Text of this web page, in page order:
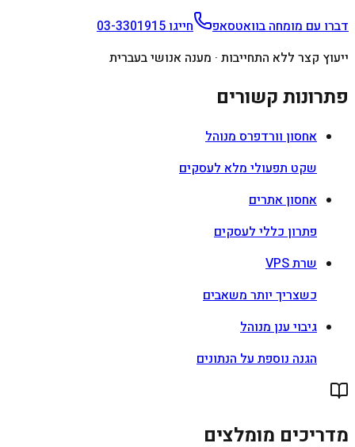
דברו עם מומחה בוואטסאפ
חייגו03-3301915
ייעוץ קצר ללא התחייבות · מענה אנושי בעברית
פתרונות קשורים
אחסון וורדפרס מנוהל
שקט תפעולי מלא לעסקים
אחסון אתרים
פתרון כללי לעסקים
שרת VPS
כשצריך יותר משאבים
גיבוי ענן מנוהל
הגנה נוספת על הנתונים
מדריכים מומלצים